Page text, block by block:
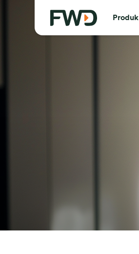
Produk